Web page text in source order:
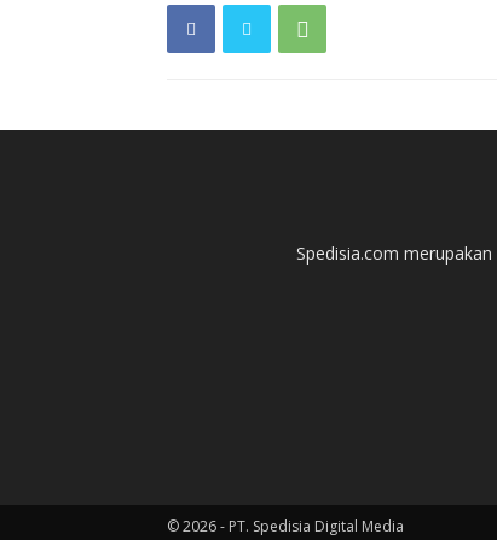
Spedisia.com
© 2026 - PT. Spedisia Digital Media